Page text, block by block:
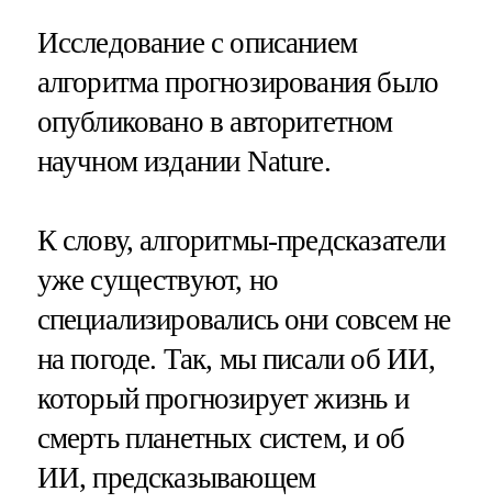
Исследование с описанием
алгоритма прогнозирования было
опубликовано в авторитетном
научном издании Nature.
К слову, алгоритмы-предсказатели
уже существуют, но
специализировались они совсем не
на погоде. Так, мы писали об ИИ,
который прогнозирует жизнь и
смерть планетных систем, и об
ИИ, предсказывающем